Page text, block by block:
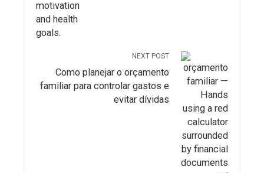
NEXT POST
Como planejar o orçamento
familiar para controlar gastos e
evitar dívidas